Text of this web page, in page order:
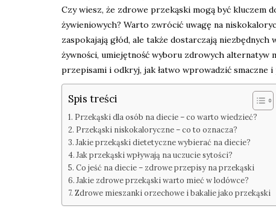
Czy wiesz, że zdrowe przekąski mogą być kluczem
żywieniowych? Warto zwrócić uwagę na
zaspokajają głód, ale także dostarczają
żywności, umiejętność wyboru zdrowych alternatyw
przepisami i odkryj, jak łatwo wprowadzić smaczne
Spis treści
Przekąski dla osób na diecie – co warto wiedzieć?
Przekąski niskokaloryczne – co to oznacza?
Jakie przekąski dietetyczne wybierać na diecie?
Jak przekąski wpływają na uczucie sytości?
Co jeść na diecie – zdrowe przepisy na przekąski
Jakie zdrowe przekąski warto mieć w lodówce?
Zdrowe mieszanki orzechowe i bakalie jako przekąski